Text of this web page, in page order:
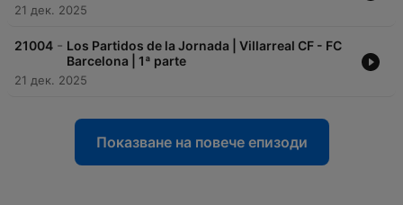
21 дек. 2025
21004 - Los Partidos de la Jornada | Villarreal CF - FC
Barcelona | 1ª parte
21 дек. 2025
Показване на повече епизоди